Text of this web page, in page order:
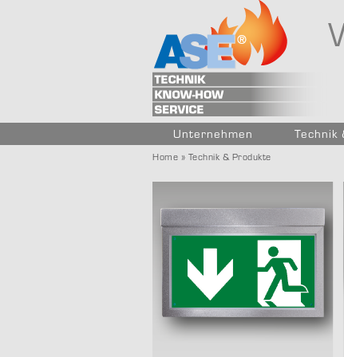
Unternehmen Technik
Home » Technik & Produkte